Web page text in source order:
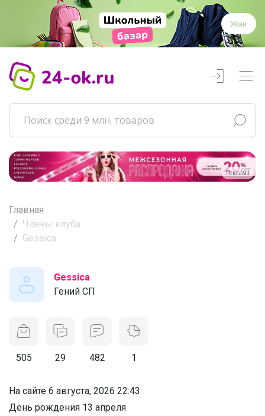
Жми
Реклама
Главная
Члены клуба
Gessica
Gessica
Гений СП
505 29 482 1
На сайте 6 августа, 2026 22:43
День рождения 13 апреля